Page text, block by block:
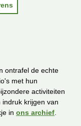
ontrafel de echte
met hun
activiteiten
krijgen van
in ons archief